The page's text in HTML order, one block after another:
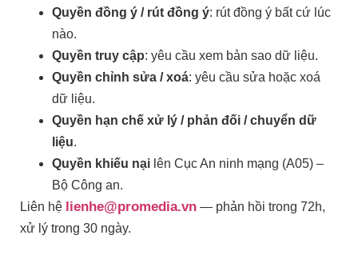
Quyền đồng ý / rút đồng ý: rút đồng ý bất cứ lúc
nào.
Quyền truy cập: yêu cầu xem bản sao dữ liệu.
Quyền chỉnh sửa / xoá: yêu cầu sửa hoặc xoá
dữ liệu.
Quyền hạn chế xử lý / phản đối / chuyển dữ
liệu.
Quyền khiếu nại lên Cục An ninh mạng (A05) –
Bộ Công an.
Liên hệ lienhe@promedia.vn — phản hồi trong 72h,
xử lý trong 30 ngày.